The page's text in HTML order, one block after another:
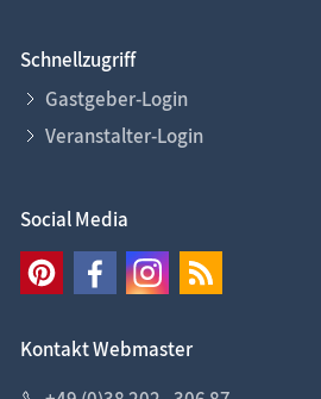
Schnellzugriff
Gastgeber-Login
Veranstalter-Login
Social Media
Kontakt Webmaster